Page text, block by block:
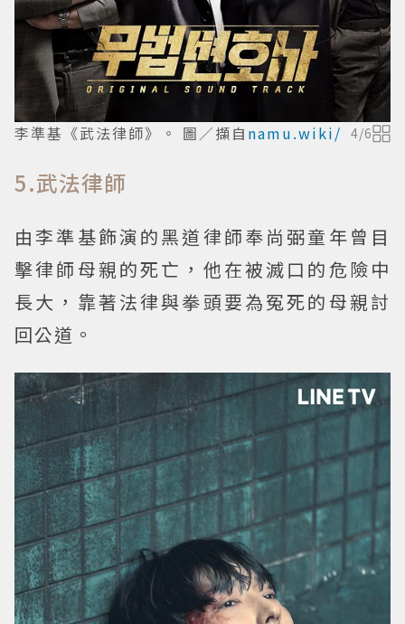
李準基《武法律師》。 圖／擷自 namu.wiki/ 4/6
5.武法律師
由李準基飾演的黑道律師奉尚弼童年曾目
擊律師母親的死亡，他在被滅口的危險中
長大，靠著法律與拳頭要為冤死的母親討
回公道。